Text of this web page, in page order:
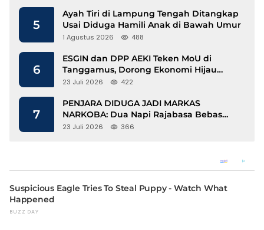
5
Ayah Tiri di Lampung Tengah Ditangkap
Usai Diduga Hamili Anak di Bawah Umur
1 Agustus 2026 488
6
ESGIN dan DPP AEKI Teken MoU di
Tanggamus, Dorong Ekonomi Hijau
Berbasis Kopi dan Perdagangan Karbon
23 Juli 2026 422
7
PENJARA DIDUGA JADI MARKAS
NARKOBA: Dua Napi Rajabasa Bebas
Gunakan HP, Muncul Dugaan
23 Juli 2026 366